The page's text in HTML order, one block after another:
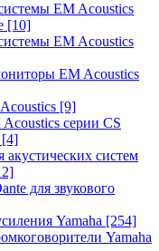
EM Acoustics
[10]
EM Acoustics
EM Acoustics
[9]
серии CS
[4]
акустических систем
для звукового
Yamaha [254]
Yamaha